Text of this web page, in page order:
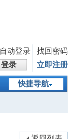
自动登录
找回密码
登录 立即注册
快捷导航